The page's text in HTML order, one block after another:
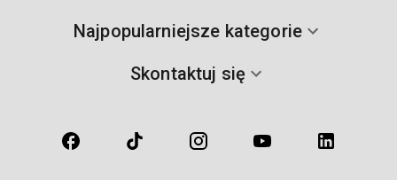
Najpopularniejsze kategorie
Skontaktuj się